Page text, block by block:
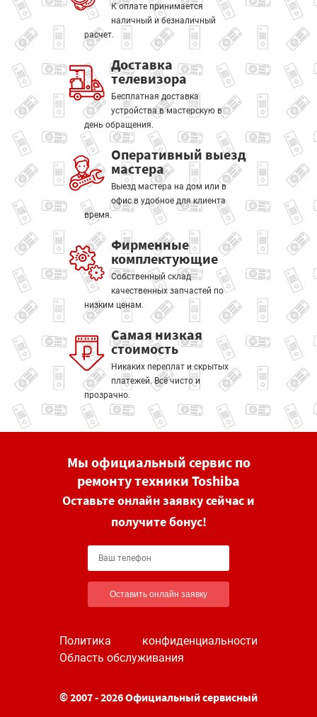
К оплате принимается
наличный и безналичный
расчет.
Доставка
телевизора
Бесплатная доставка
устройства в мастерскую в
день обращения.
Оперативный выезд
мастера
Выезд мастера на дом или в
офис в удобное для клиента
время.
Фирменные
комплектующие
Собственный склад
качественных запчастей по
низким ценам.
Самая низкая
стоимость
Никаких переплат и скрытых
платежей. Всё чисто и
прозрачно.
Мы официальный сервис по
ремонту техники Toshiba
Оставьте онлайн заявку сейчас и
получите бонус!
Оставить онлайн заявку
Политика конфиденциальности
Область обслуживания
© 2007 - 2026 Официальный сервисный